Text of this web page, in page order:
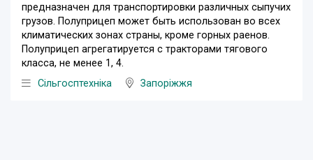
предназначен для транспортировки различных сыпучих
грузов. Полуприцеп может быть использован во всех
климатических зонах страны, кроме гoрных раенов.
Полуприцеп агрегатируется с тракторами тягового
класса, не менее 1, 4.
Сільгосптехніка
Запоріжжя